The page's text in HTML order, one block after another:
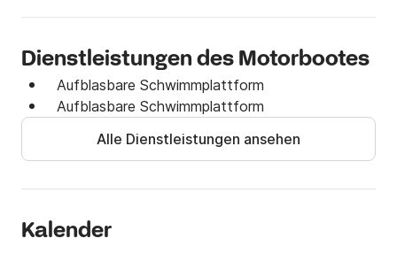
Dienstleistungen des Motorbootes
Aufblasbare Schwimmplattform
Aufblasbare Schwimmplattform
Alle Dienstleistungen ansehen
Kalender